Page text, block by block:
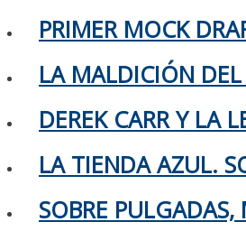
PRIMER MOCK
LA MALDICIÓN
DEREK CARR Y LA
LA TIENDA AZUL.
SOBRE